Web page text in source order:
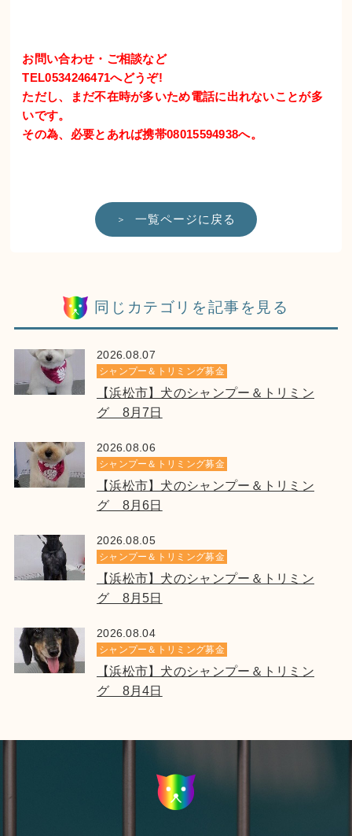
お問い合わせ・ご相談など
TEL0534246471へどうぞ!
ただし、まだ不在時が多いため電話に出れないことが多
いです。
その為、必要とあれば携帯08015594938へ。
一覧ページに戻る
同じカテゴリを記事を見る
2026.08.07
シャンプー＆トリミング募金
【浜松市】犬のシャンプー＆トリミン
グ 8月7日
2026.08.06
シャンプー＆トリミング募金
【浜松市】犬のシャンプー＆トリミン
グ 8月6日
2026.08.05
シャンプー＆トリミング募金
【浜松市】犬のシャンプー＆トリミン
グ 8月5日
2026.08.04
シャンプー＆トリミング募金
【浜松市】犬のシャンプー＆トリミン
グ 8月4日